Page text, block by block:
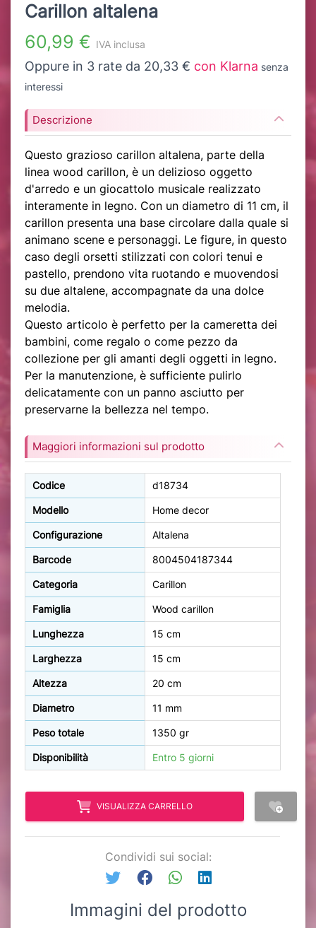
Carillon altalena
60,99 € IVA inclusa
Oppure in 3 rate da 20,33 € con Klarna senza
interessi
Descrizione
Questo grazioso carillon altalena, parte della
linea wood carillon, è un delizioso oggetto
d'arredo e un giocattolo musicale realizzato
interamente in legno. Con un diametro di 11 cm, il
carillon presenta una base circolare dalla quale si
animano scene e personaggi. Le figure, in questo
caso degli orsetti stilizzati con colori tenui e
pastello, prendono vita ruotando e muovendosi
su due altalene, accompagnate da una dolce
melodia.
Questo articolo è perfetto per la cameretta dei
bambini, come regalo o come pezzo da
collezione per gli amanti degli oggetti in legno.
Per la manutenzione, è sufficiente pulirlo
delicatamente con un panno asciutto per
preservarne la bellezza nel tempo.
Maggiori informazioni sul prodotto
Codice d18734
Modello Home decor
Configurazione Altalena
Barcode 8004504187344
Categoria Carillon
Famiglia Wood carillon
Lunghezza 15 cm
Larghezza 15 cm
Altezza 20 cm
Diametro 11 mm
Peso totale 1350 gr
Disponibilità Entro 5 giorni
VISUALIZZA CARRELLO
Condividi sui social:
Immagini del prodotto